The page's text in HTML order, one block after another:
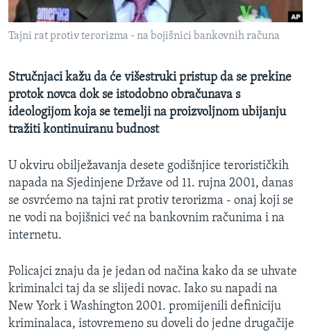
MAGAZIN
O GLASU AMERIKE
Learning English
PRATITE NAS
Jezici
Tajni rat protiv terorizma - na bojišnici bankovnih računa
Stručnjaci kažu da će višestruki pristup da se prekine
protok novca dok se istodobno obračunava s
ideologijom koja se temelji na proizvoljnom ubijanju
tražiti kontinuiranu budnost
U okviru obilježavanja desete godišnjice terorističkih
napada na Sjedinjene Države od 11. rujna 2001, danas
se osvrćemo na tajni rat protiv terorizma - onaj koji se
ne vodi na bojišnici već na bankovnim računima i na
internetu.
Policajci znaju da je jedan od načina kako da se uhvate
kriminalci taj da se slijedi novac. Iako su napadi na
New York i Washington 2001. promijenili definiciju
kriminalaca, istovremeno su doveli do jedne drugačije